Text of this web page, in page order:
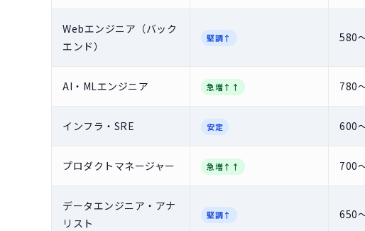
Webエンジニア（バック
エンド）
堅調↑ 580
AI・MLエンジニア 急増↑↑ 780
インフラ・SRE 安定 600
プロダクトマネージャー 急増↑↑ 700
データエンジニア・アナ
リスト
堅調↑ 650